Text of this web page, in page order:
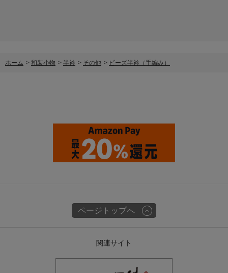
ホーム > 和装小物 > 半衿 > その他 > ビーズ半衿（手編み）
ページトップへ
関連サイト